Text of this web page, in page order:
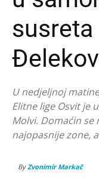
U nedjeljnoj
Elitne lige Osvit je
Molvi. Domaćin se
najopasnije zone,
By Zvonimir Markač